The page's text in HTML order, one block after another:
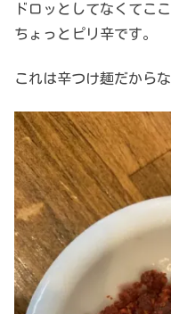
ドロッとしてなくてこ
ちょっとピリ辛です。
これは辛つけ麺だから